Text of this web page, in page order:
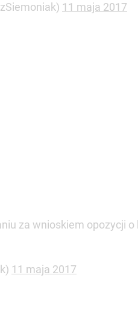
11 maja 2017
za wnioskiem opozycji
11 maja 2017